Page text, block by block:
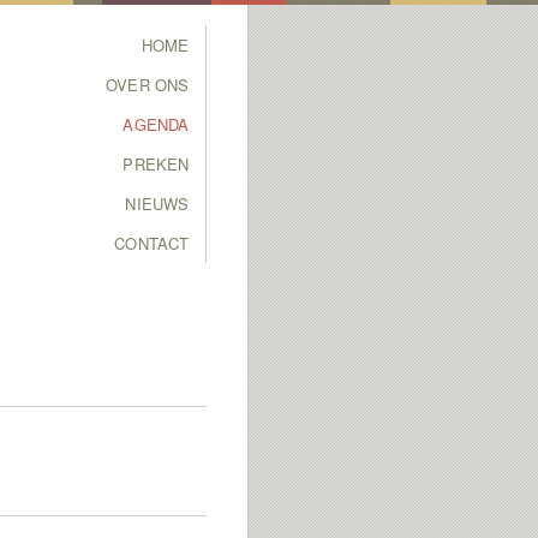
SKIP TO PRIMARY
CONTENT
SKIP TO SECONDARY
CONTENT
HOME
OVER ONS
AGENDA
PREKEN
NIEUWS
CONTACT